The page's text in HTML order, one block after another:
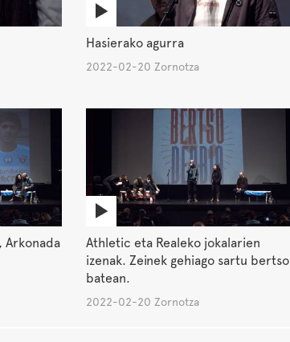
Hasierako agurra
2022-02-20 Zornotza
Arkonada
Athletic eta Realeko jokalarien
izenak. Zeinek gehiago sartu bertso
batean.
2022-02-20 Zornotza